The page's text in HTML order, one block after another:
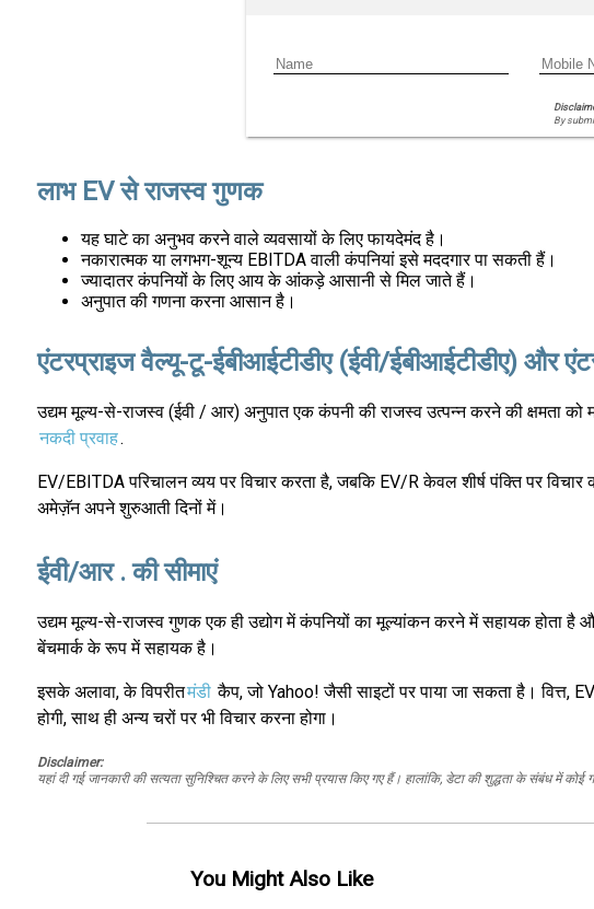
By
लाभ EV से राजस्व गुणक
यह घाटे का अनुभव करने वाले व्यवसायों के लिए फायदेमंद है।
नकारात्मक या लगभग-शून्य EBITDA वाली कंपनियां इसे मददगार पा सकती हैं।
ज्यादातर कंपनियों के लिए आय के आंकड़े आसानी से मिल जाते हैं।
अनुपात की गणना करना आसान है।
एंटरप्राइज वैल्यू-टू-ईबीआईटीडीए (ईवी/ईबीआईटीडीए) और
उद्यम मूल्य-से-राजस्व (ईवी / आर) अनुपात एक कंपनी की राजस्व उत्पन्न करने की क्षमता को
नकदी प्रवाह.
EV/EBITDA परिचालन व्यय पर विचार करता है, जबकि EV/R केवल शीर्ष पंक्ति पर
अमेज़ॅन अपने शुरुआती दिनों में।
ईवी/आर . की सीमाएं
उद्यम मूल्य-से-राजस्व गुणक एक ही उद्योग में कंपनियों का मूल्यांकन करने में सहायक होता है
बेंचमार्क के रूप में सहायक है।
इसके अलावा, के विपरीतमंडी कैप, जो Yahoo! जैसी साइटों पर पाया जा सकता है।
होगी, साथ ही अन्य चरों पर भी विचार करना होगा।
Disclaimer:
यहां दी गई जानकारी की सत्यता सुनिश्चित करने के लिए सभी प्रयास किए गए हैं। हालांकि, डेटा की शुद्धता के संबंध में
You Might Also Like